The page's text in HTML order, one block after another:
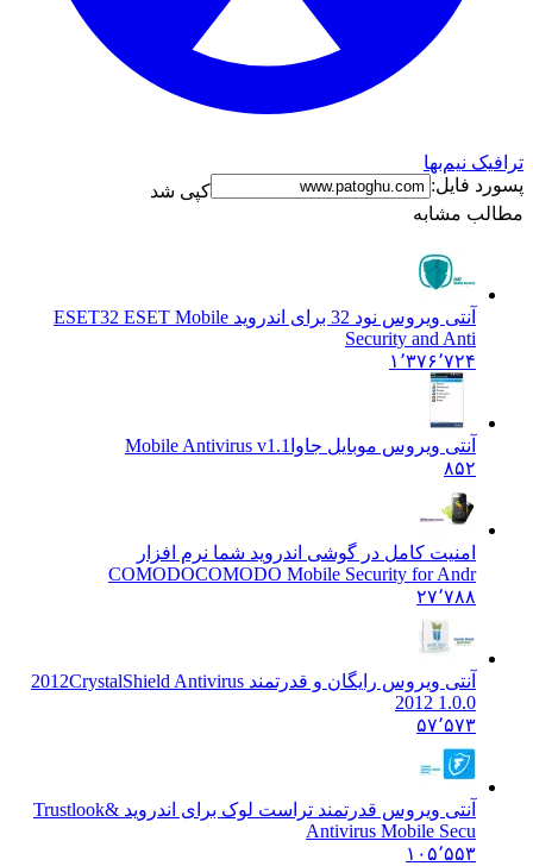
نیم‌بها
فایل:
کپی شد
مشابه
آنتی ویروس نود 32 برای اندروید ESET
32 ESET Mobile
Security and Anti
۱٬۳۷۶٬۷۲۴
آنتی ویروس موبایل جاواMobile Antivirus v1.1
۸۵۲
امنیت کامل در گوشی اندروید شما نرم افزار
COMODOCOMODO Mobile Security for Andr
۲۷٬۷۸۸
آنتی ویروس رایگان و قدرتمند 2012CrystalShield Antivirus
2012 1.0.0
۵۷٬۵۷۳
آنتی ویروس قدرتمند تراست لوک برای اندروید &Trustlook
Antivirus Mobile Secu
۱۰۵٬۵۵۳